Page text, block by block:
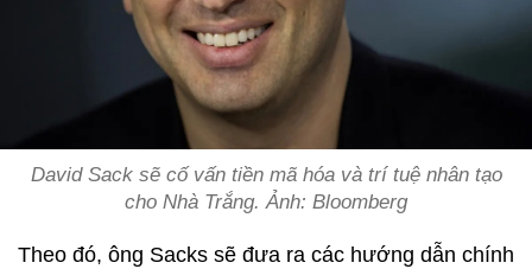
David Sack sẽ cố vấn tiền mã hóa và trí tuệ nhân tạo
cho Nhà Trắng. Ảnh: Bloomberg
Theo đó, ông Sacks sẽ đưa ra các hướng dẫn chính